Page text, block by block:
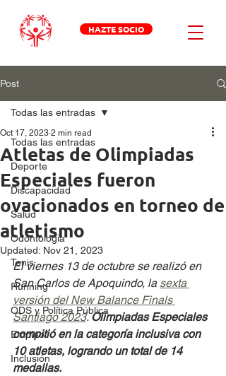
HAZTE SOCIO
Post
Todas las entradas
Deporte
Discapacidad
Salud
Odontologia
Tenis
Running
ODS y Política Pública
Empleo
Inclusión
Todas las entradas
Atletas de Olimpiadas
Especiales fueron
ovacionados en torneo de
atletismo
Oct 17, 2023 2 min read
Updated: Nov 21, 2023
El viernes 13 de octubre se realizó en
San Carlos de Apoquindo, la sexta
versión del New Balance Finals
Santiago 2023. Olimpiadas Especiales
compitió en la categoría inclusiva con
10 atletas, logrando un total de 14
medallas.